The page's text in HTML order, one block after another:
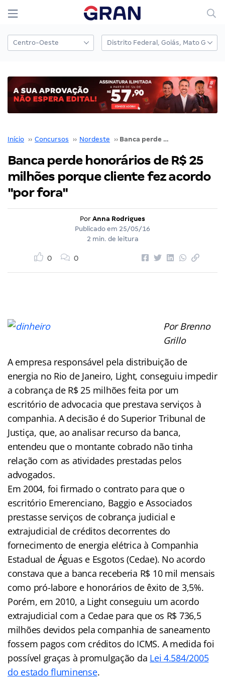
Início ›› Concursos ›› Nordeste ›› Banca perde honorários de R$ 25 milhões porque cliente fez acordo "por fora"
Banca perde honorários de R$ 25
milhões porque cliente fez acordo
"por fora"
Por Anna Rodrigues
Publicado em 25/05/16
2 min. de leitura
0 0
Por Brenno
Grillo
A empresa responsável pela distribuição de
energia no Rio de Janeiro, Light, conseguiu impedir
a cobrança de R$ 25 milhões feita por um
escritório de advocacia que prestava serviços à
companhia. A decisão é do Superior Tribunal de
Justiça, que, ao analisar recurso da banca,
entendeu que o montante cobrado não tinha
relação com as atividades prestadas pelos
advogados.
Em 2004, foi firmado o contrato para que o
escritório Emerenciano, Baggio e Associados
prestasse serviços de cobrança judicial e
extrajudicial de créditos decorrentes do
fornecimento de energia elétrica à Companhia
Estadual de Águas e Esgotos (Cedae). No acordo
constava que a banca receberia R$ 10 mil mensais
como pró-labore e honorários de êxito de 3,5%.
Porém, em 2010, a Light conseguiu um acordo
extrajudicial com a Cedae para que os R$ 736,5
milhões devidos pela companhia de saneamento
fossem pagos com créditos do ICMS. A medida foi
possível graças à promulgação da Lei 4.584/2005
do estado fluminense.